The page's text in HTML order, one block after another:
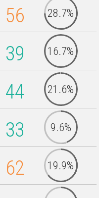
56 28.7%
39 16.7%
44 21.6%
33 9.6%
62 19.9%